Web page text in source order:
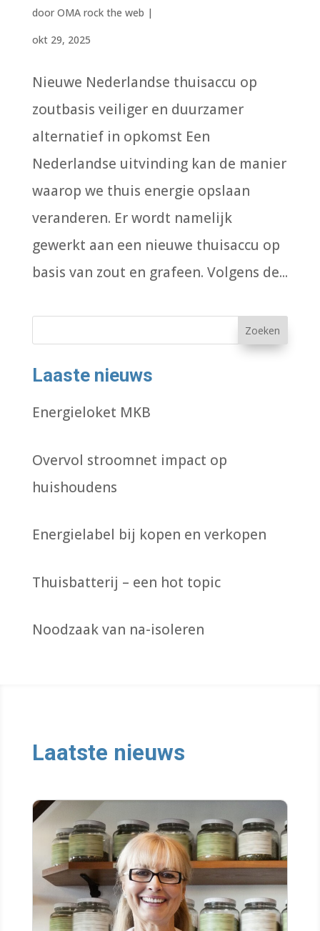
door OMA rock the web |
okt 29, 2025
Nieuwe Nederlandse thuisaccu op
zoutbasis veiliger en duurzamer
alternatief in opkomst Een
Nederlandse uitvinding kan de manier
waarop we thuis energie opslaan
veranderen. Er wordt namelijk
gewerkt aan een nieuwe thuisaccu op
basis van zout en grafeen. Volgens de...
Zoeken
Laaste nieuws
Energieloket MKB
Overvol stroomnet impact op
huishoudens
Energielabel bij kopen en verkopen
Thuisbatterij – een hot topic
Noodzaak van na-isoleren
Laatste nieuws